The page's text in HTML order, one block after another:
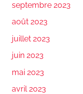
septembre 2023
août 2023
juillet 2023
juin 2023
mai 2023
avril 2023